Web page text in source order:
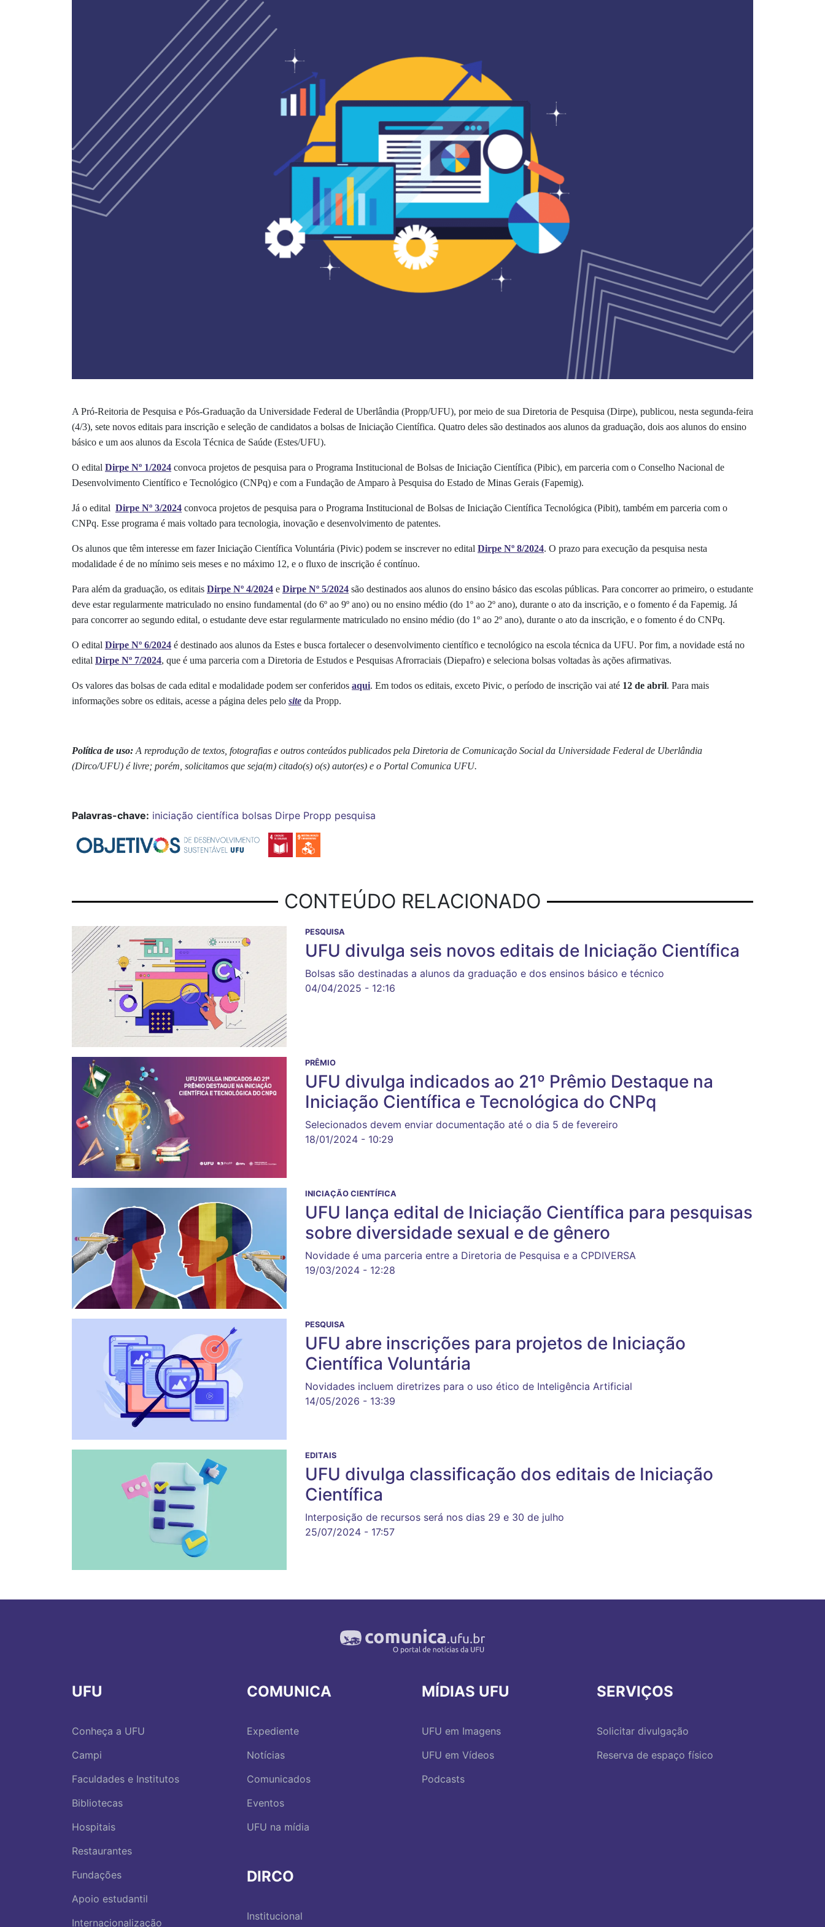
A Pró-Reitoria de Pesquisa e Pós-Graduação da Universidade Federal de Uberlândia (Propp/UFU), por meio de sua Diretoria de Pesquisa (Dirpe), publicou, nesta segunda-feira
(4/3), sete novos editais para inscrição e seleção de candidatos a bolsas de Iniciação Científica. Quatro deles são destinados aos alunos da graduação, dois aos alunos do ensino
básico e um aos alunos da Escola Técnica de Saúde (Estes/UFU).
O edital Dirpe Nº 1/2024 convoca projetos de pesquisa para o Programa Institucional de Bolsas de Iniciação Científica (Pibic), em parceria com o Conselho Nacional de
Desenvolvimento Científico e Tecnológico (CNPq) e com a Fundação de Amparo à Pesquisa do Estado de Minas Gerais (Fapemig).
Já o edital Dirpe Nº 3/2024 convoca projetos de pesquisa para o Programa Institucional de Bolsas de Iniciação Científica Tecnológica (Pibit), também em parceria com o
CNPq. Esse programa é mais voltado para tecnologia, inovação e desenvolvimento de patentes.
Os alunos que têm interesse em fazer Iniciação Científica Voluntária (Pivic) podem se inscrever no edital Dirpe Nº 8/2024. O prazo para execução da pesquisa nesta
modalidade é de no mínimo seis meses e no máximo 12, e o fluxo de inscrição é contínuo.
Para além da graduação, os editais Dirpe Nº 4/2024 e Dirpe Nº 5/2024 são destinados aos alunos do ensino básico das escolas públicas. Para concorrer ao primeiro, o estudante
deve estar regularmente matriculado no ensino fundamental (do 6º ao 9º ano) ou no ensino médio (do 1º ao 2º ano), durante o ato da inscrição, e o fomento é da Fapemig. Já
para concorrer ao segundo edital, o estudante deve estar regularmente matriculado no ensino médio (do 1º ao 2º ano), durante o ato da inscrição, e o fomento é do CNPq.
O edital Dirpe Nº 6/2024 é destinado aos alunos da Estes e busca fortalecer o desenvolvimento científico e tecnológico na escola técnica da UFU. Por fim, a novidade está no
edital Dirpe Nº 7/2024, que é uma parceria com a Diretoria de Estudos e Pesquisas Afrorraciais (Diepafro) e seleciona bolsas voltadas às ações afirmativas.
Os valores das bolsas de cada edital e modalidade podem ser conferidos aqui. Em todos os editais, exceto Pivic, o período de inscrição vai até 12 de abril. Para mais
informações sobre os editais, acesse a página deles pelo site da Propp.
Política de uso: A reprodução de textos, fotografias e outros conteúdos publicados pela Diretoria de Comunicação Social da Universidade Federal de Uberlândia
(Dirco/UFU) é livre; porém, solicitamos que seja(m) citado(s) o(s) autor(es) e o Portal Comunica UFU.
Palavras-chave: iniciação científica bolsas Dirpe Propp pesquisa
CONTEÚDO RELACIONADO
PESQUISA
UFU divulga seis novos editais de Iniciação Científica
Bolsas são destinadas a alunos da graduação e dos ensinos básico e técnico
04/04/2025 - 12:16
PRÊMIO
UFU divulga indicados ao 21º Prêmio Destaque na
Iniciação Científica e Tecnológica do CNPq
Selecionados devem enviar documentação até o dia 5 de fevereiro
18/01/2024 - 10:29
INICIAÇÃO CIENTÍFICA
UFU lança edital de Iniciação Científica para pesquisas
sobre diversidade sexual e de gênero
Novidade é uma parceria entre a Diretoria de Pesquisa e a CPDIVERSA
19/03/2024 - 12:28
PESQUISA
UFU abre inscrições para projetos de Iniciação
Científica Voluntária
Novidades incluem diretrizes para o uso ético de Inteligência Artificial
14/05/2026 - 13:39
EDITAIS
UFU divulga classificação dos editais de Iniciação
Científica
Interposição de recursos será nos dias 29 e 30 de julho
25/07/2024 - 17:57
UFU
Conheça a UFU
Campi
Faculdades e Institutos
Bibliotecas
Hospitais
Restaurantes
Fundações
Apoio estudantil
Internacionalização
COMUNICA
Expediente
Notícias
Comunicados
Eventos
UFU na mídia
DIRCO
Institucional
MÍDIAS UFU
UFU em Imagens
UFU em Vídeos
Podcasts
SERVIÇOS
Solicitar divulgação
Reserva de espaço físico